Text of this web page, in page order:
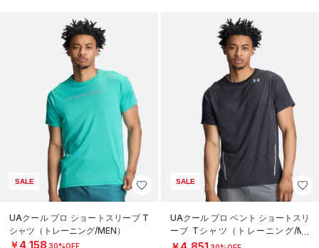
SALE
UAクール プロ ショートスリーブ T
シャツ（トレーニング/MEN）
￥4,158 30%OFF
SALE
UAクール プロ ベント ショートスリ
ーブ Tシャツ（トレーニング/ME
N）